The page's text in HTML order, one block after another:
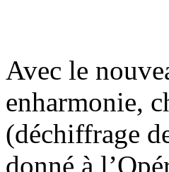
Avec le
enharmonie,
(déchiffrage
donné à